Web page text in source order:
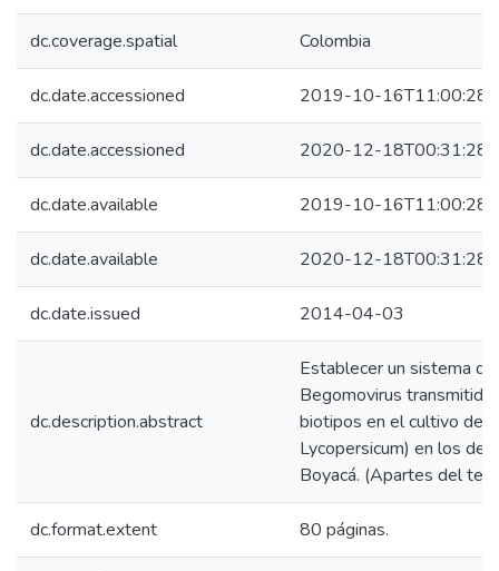
dc.coverage.spatial Colombia
dc.date.accessioned 2019-10-16T11:00:28Z
dc.date.accessioned 2020-12-18T00:31:28Z
dc.date.available 2019-10-16T11:00:28Z
dc.date.available 2020-12-18T00:31:28Z
dc.date.issued 2014-04-03
dc.description.abstract
Establecer un sistema
Begomovirus
biotipos en el cultivo de
Lycopersicum) en los
Boyacá. (Apartes del
dc.format.extent 80 páginas.